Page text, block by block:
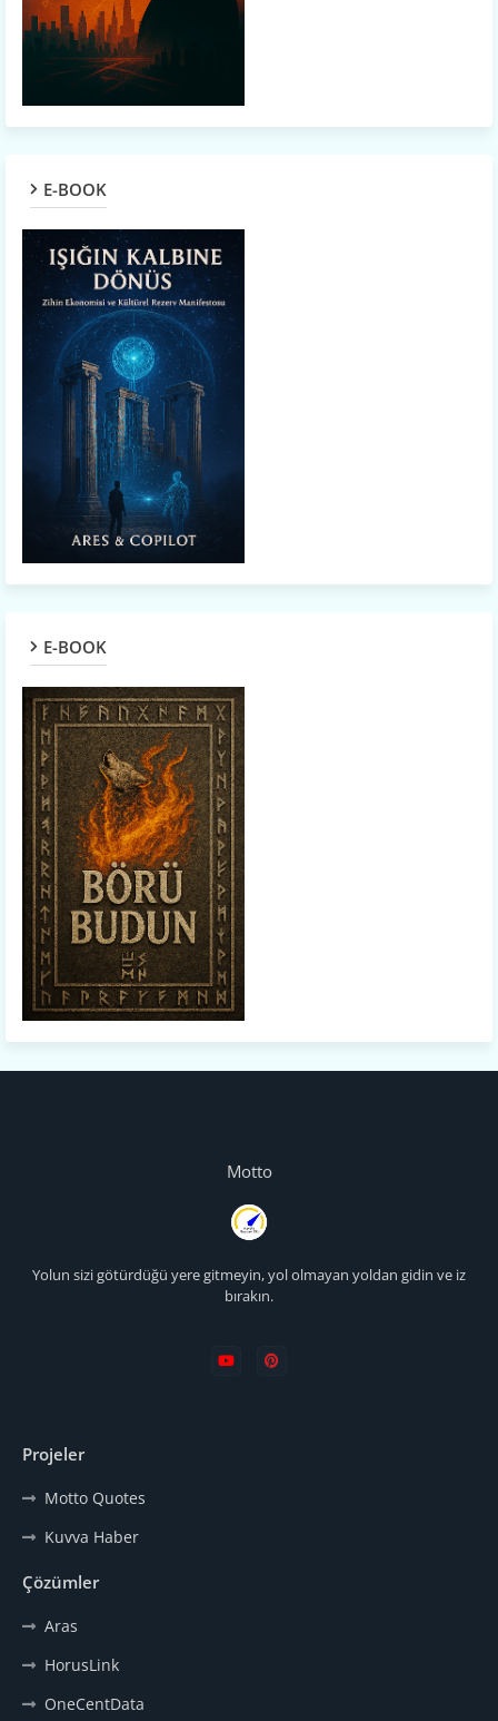
E-BOOK
E-BOOK
Motto
Yolun sizi götürdüğü yere gitmeyin, yol olmayan yoldan gidin ve iz
bırakın.
Projeler
Motto Quotes
Kuvva Haber
Çözümler
Aras
HorusLink
OneCentData